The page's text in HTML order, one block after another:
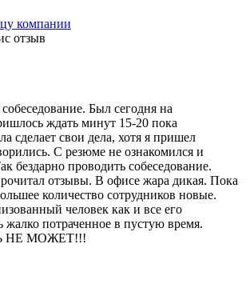
компании
Был сегодня на
ждать минут 15-20 пока
сделает свои дела, хотя я пришел
С резюме не ознакомился и
бездарно проводить собеседование.
отзывы. В офисе жара дикая. Пока
количество сотрудников новые.
человек как и все его
жалко потраченное в пустую время.
НЕ МОЖЕТ!!!